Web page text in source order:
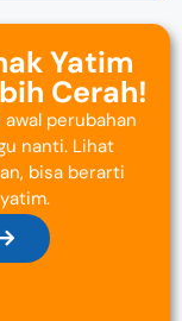
Yatim
Cerah!
perubahan
nanti. Lihat
bisa berarti